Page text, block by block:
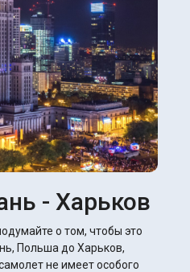
- Харьков
о том, чтобы это
Польша до Харьков,
не имеет особого